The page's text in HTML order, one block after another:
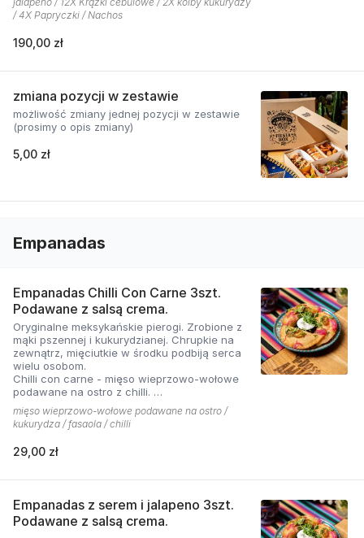
/ 4X Papryczki / Nachos
190,00 zł
zmiana pozycji w zestawie
możliwość zmiany jednej pozycji w zestawie
(prosimy o opis zmiany)
5,00 zł
Empanadas
Empanadas Chilli Con Carne 3szt.
Podawane z salsą crema.
Oryginalne meksykańskie pierogi. Zrobione z
mąki pszennej i kukurydzianej. Chrupkie na
zewnątrz, mięciutkie w środku podbiją serca
wielu osobom.
Chilli con carne - mięso wieprzowo-wołowe
podawane na ostro z chilli.
Cena zawiera opakowanie na wynos
mięso wieprzowo-wołowe podawane na ostro /
kukurydza / fasaola / chilli
29,00 zł
Empanadas z serem i jalapeno 3szt.
Podawane z salsą crema.